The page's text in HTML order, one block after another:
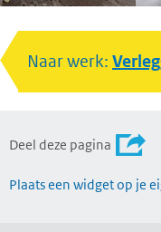
Naar werk:
Deel deze pagina
Plaats een widget op je